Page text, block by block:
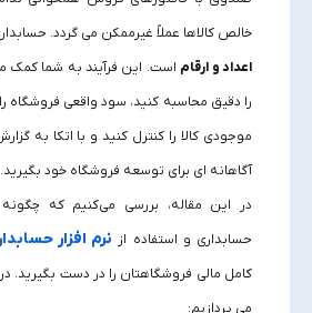
خالص کالاها عملاً غیرممکن می گردد.
اعداد و ارقام است. این فرآیند به شما کمک
را دقیق محاسبه کنید، سود واقعی فروشگاه
موجودی کالا را کنترل کنید و با اتکا به
آگاهانه‌ ای برای توسعه فروشگاه خود بگیرید.
در این مقاله، بررسی می‌کنیم که چگونه
حسابداری و استفاده از نرم‌ افزار
کامل مالی فروشگاهتان را در دست بگیرید.
می‌ پردازیم: